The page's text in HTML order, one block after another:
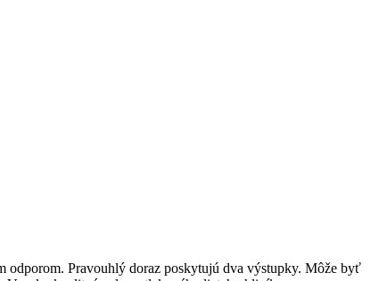
odporom. Pravouhlý doraz poskytujú dva výstupky. Môže byť